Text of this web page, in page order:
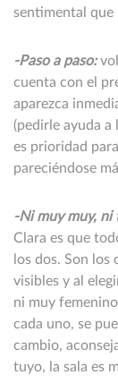
sentimental que
-Paso a paso:
cuenta con el
aparezca
(pedirle ayuda a
es prioridad
pareciéndose
-Ni muy muy, ni
Clara es que
los dos. Son los
visibles y al
ni muy
cada uno, se
cambio,
tuyo, la sala es